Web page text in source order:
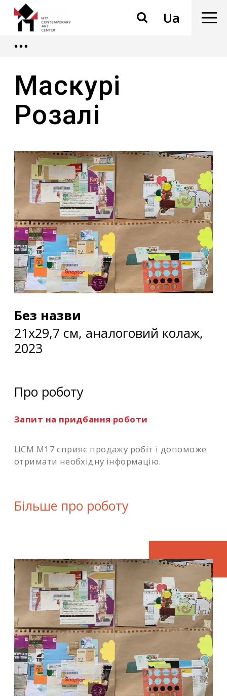
Ua
Маскурі
Розалі
Без назви
21х29,7 cм, аналоговий колаж,
2023
Про роботу
Запит на придбання роботи
ЦСМ М17 сприяє продажу робіт і допоможе
отримати необхідну інформацію.
Більше про роботу